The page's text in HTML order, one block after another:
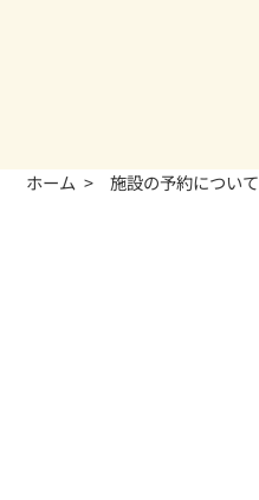
ホーム 施設の予約について